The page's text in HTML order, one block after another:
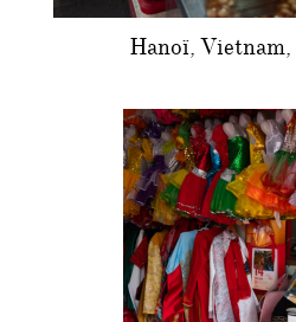
Hanoï, Vietnam,